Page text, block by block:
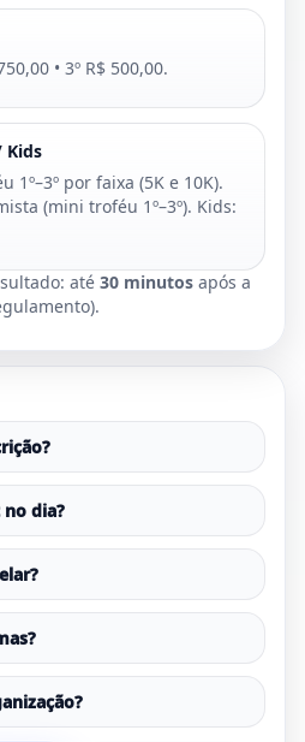
• 3º R$ 500,00.
Kids
1º–3º por faixa (5K e 10K).
(mini troféu 1º–3º). Kids:
até 30 minutos após a
dia?